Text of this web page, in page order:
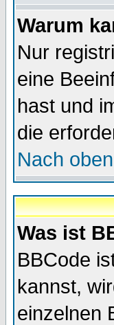
Warum
Nur
eine
hast und
die
Nach oben
Was ist
BBCode
kannst,
einzelnen